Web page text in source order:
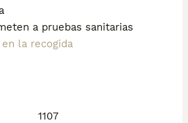
a pruebas sanitarias
la recogida
1107